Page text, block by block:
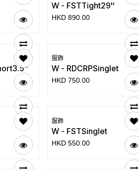
W - FSTTight29''
HKD 890.00
服飾
W - RDCRPSinglet
HKD 750.00
服飾
W - FSTSinglet
HKD 550.00